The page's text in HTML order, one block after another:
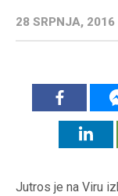
28 SRPNJA, 2016
Jutros je na Viru